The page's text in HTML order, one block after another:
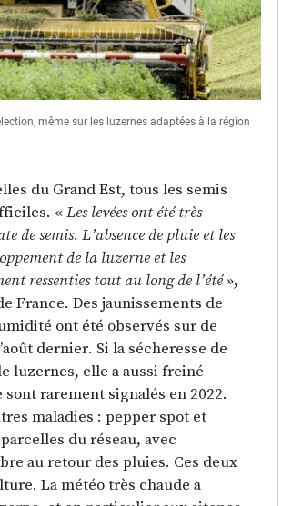
même sur les luzernes adaptées à la région
du Grand Est, tous les semis
«Les levées ont été très
de semis. L’absence de pluie et les
de la luzerne et les
ressenties tout au long de l’été»,
France. Des jaunissements de
ont été observés sur de
dernier. Si la sécheresse de
luzernes, elle a aussi freiné
rarement signalés en 2022.
maladies : pepper spot et
du réseau, avec
au retour des pluies. Ces deux
La météo très chaude a